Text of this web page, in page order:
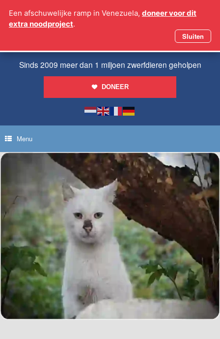
naar
Sinds 2009 meer dan 1 miljoen zwerfdieren geholpen
DONEER
Menu
Een afschuwelijke ramp in Venezuela, doneer voor dit
extra noodproject.
Sluiten